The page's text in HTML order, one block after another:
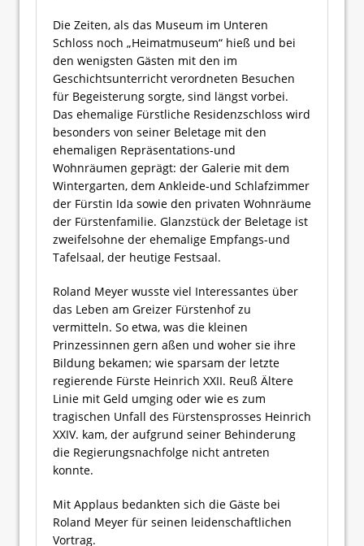
Die Zeiten, als das Museum im Unteren
Schloss noch „Heimatmuseum“ hieß und bei
den wenigsten Gästen mit den im
Geschichtsunterricht verordneten Besuchen
für Begeisterung sorgte, sind längst vorbei.
Das ehemalige Fürstliche Residenzschloss wird
besonders von seiner Beletage mit den
ehemaligen Repräsentations-und
Wohnräumen geprägt: der Galerie mit dem
Wintergarten, dem Ankleide-und Schlafzimmer
der Fürstin Ida sowie den privaten Wohnräume
der Fürstenfamilie. Glanzstück der Beletage ist
zweifelsohne der ehemalige Empfangs-und
Tafelsaal, der heutige Festsaal.
Roland Meyer wusste viel Interessantes über
das Leben am Greizer Fürstenhof zu
vermitteln. So etwa, was die kleinen
Prinzessinnen gern aßen und woher sie ihre
Bildung bekamen; wie sparsam der letzte
regierende Fürste Heinrich XXII. Reuß Ältere
Linie mit Geld umging oder wie es zum
tragischen Unfall des Fürstensprosses Heinrich
XXIV. kam, der aufgrund seiner Behinderung
die Regierungsnachfolge nicht antreten
konnte.
Mit Applaus bedankten sich die Gäste bei
Roland Meyer für seinen leidenschaftlichen
Vortrag.